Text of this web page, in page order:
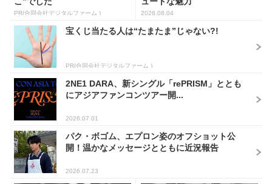
PR(合同会社デジタルファーム ) 2026.08.04
宝くじ当たる人は“たまたま”じゃない?!
PR(合同会社デジタルファーム )
2NE1 DARA、新シングル「rePRISM」ととも
にアジアファンコンツアー開...
2026.07.01
パク・ボゴム、エプロン姿のオフショット公
開！温かなメッセージとともに近況報告
2026.07.23